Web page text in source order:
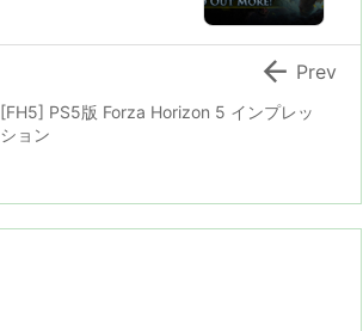
[FH5] PS5版 Forza Horizon 5 インプレッ
ション
 Prev